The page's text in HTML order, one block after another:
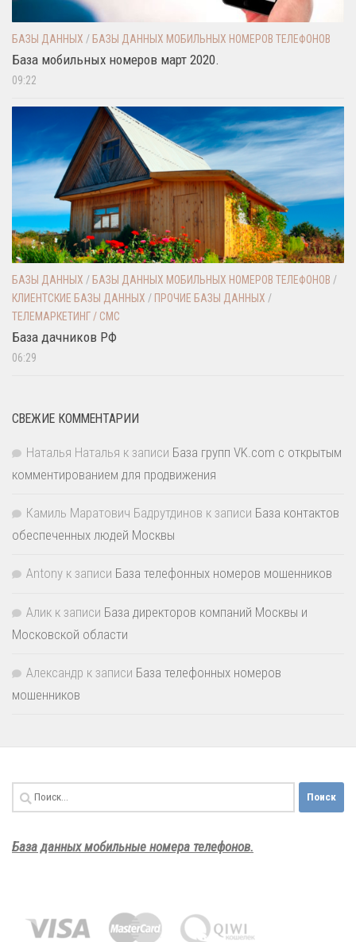
БАЗЫ ДАННЫХ / БАЗЫ ДАННЫХ МОБИЛЬНЫХ НОМЕРОВ ТЕЛЕФОНОВ
База мобильных номеров март 2020.
09:22
БАЗЫ ДАННЫХ / БАЗЫ ДАННЫХ МОБИЛЬНЫХ НОМЕРОВ ТЕЛЕФОНОВ /
КЛИЕНТСКИЕ БАЗЫ ДАННЫХ / ПРОЧИЕ БАЗЫ ДАННЫХ /
ТЕЛЕМАРКЕТИНГ / СМС
База дачников РФ
06:29
СВЕЖИЕ КОММЕНТАРИИ
Наталья Наталья к записи База групп VK.com с открытым
комментированием для продвижения
Камиль Маратович Бадрутдинов к записи База контактов
обеспеченных людей Москвы
Antony к записи База телефонных номеров мошенников
Алик к записи База директоров компаний Москвы и
Московской области
Александр к записи База телефонных номеров
мошенников
Найти:
База данных мобильные номера телефонов.